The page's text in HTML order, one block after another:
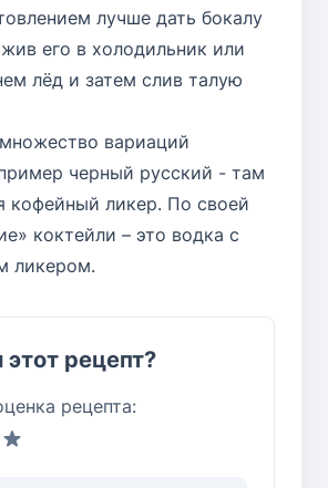
лучше дать бокалу
его в холодильник или
лёд и затем слив талую
вариаций
черный русский - там
кофейный ликер. По своей
коктейли – это водка с
ликером.
рецепт?
рецепта: